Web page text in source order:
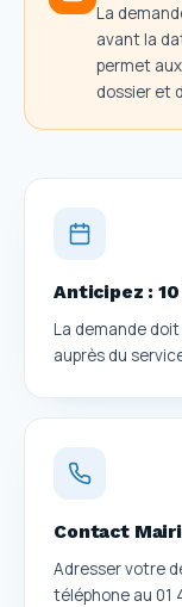
La
avant la
permet
dossier et
Anticipez :
La demande
auprès du
Contact
Adresser votre
téléphone au 01